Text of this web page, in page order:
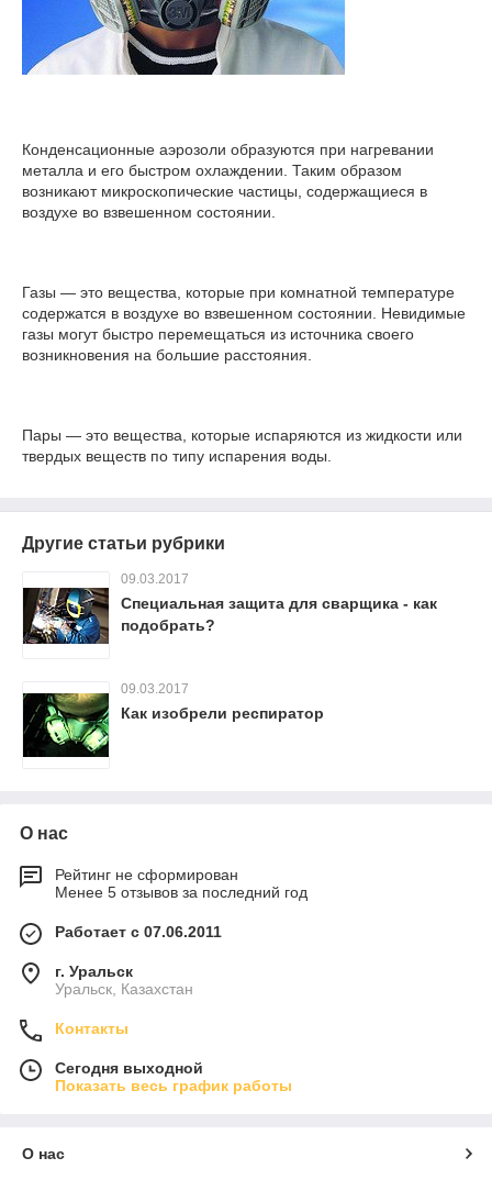
Конденсационные аэрозоли образуются при нагревании
металла и его быстром охлаждении. Таким образом
возникают микроскопические частицы, содержащиеся в
воздухе во взвешенном состоянии.
Газы — это вещества, которые при комнатной температуре
содержатся в воздухе во взвешенном состоянии. Невидимые
газы могут быстро перемещаться из источника своего
возникновения на большие расстояния.
Пары — это вещества, которые испаряются из жидкости или
твердых веществ по типу испарения воды.
Другие статьи рубрики
09.03.2017
Специальная защита для сварщика - как
подобрать?
09.03.2017
Как изобрели респиратор
О нас
Рейтинг не сформирован
Менее 5 отзывов за последний год
Работает с 07.06.2011
г. Уральск
Уральск, Казахстан
Контакты
Сегодня выходной
Показать весь график работы
О нас